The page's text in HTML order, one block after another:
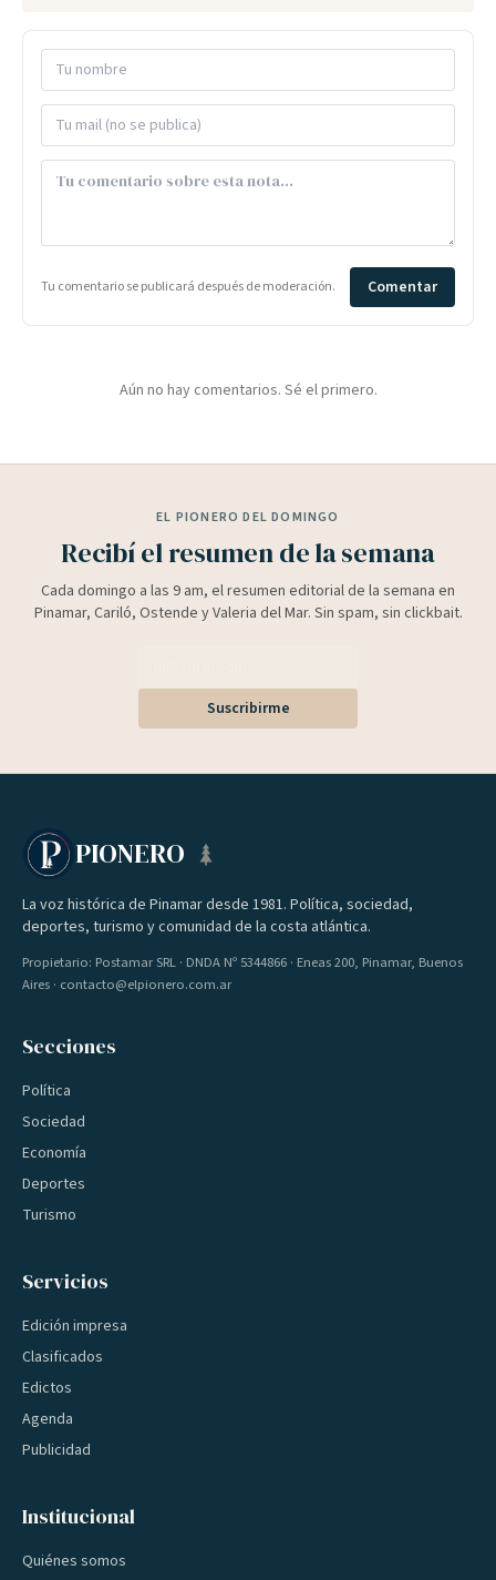
Tu comentario se publicará después de moderación. Comentar
Aún no hay comentarios. Sé el primero.
EL PIONERO DEL DOMINGO
Recibí el resumen de la semana
Cada domingo a las 9 am, el resumen editorial de la semana en
Pinamar, Cariló, Ostende y Valeria del Mar. Sin spam, sin clickbait.
Suscribirme
PIONERO
La voz histórica de Pinamar desde 1981. Política, sociedad,
deportes, turismo y comunidad de la costa atlántica.
Propietario: Postamar SRL · DNDA Nº 5344866 · Eneas 200, Pinamar, Buenos
Aires · contacto@elpionero.com.ar
Secciones
Política
Sociedad
Economía
Deportes
Turismo
Servicios
Edición impresa
Clasificados
Edictos
Agenda
Publicidad
Institucional
Quiénes somos